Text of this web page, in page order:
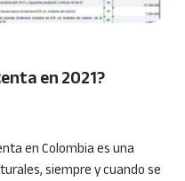
en 2021?
en Colombia es una
siempre y cuando se